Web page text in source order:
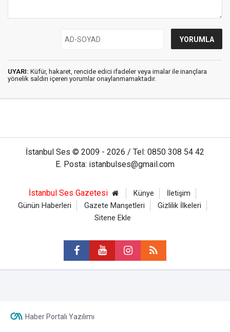
UYARI: Küfür, hakaret, rencide edici ifadeler veya imalar ile inançlara
yönelik saldırı içeren yorumlar onaylanmamaktadır.
İstanbul Ses © 2009 - 2026 / Tel: 0850 308 54 42
E. Posta: istanbulses@gmail.com
İstanbul Ses Gazetesi Künye
İletişim
Günün Haberleri
Gazete Manşetleri
Gizlilik İlkeleri
Sitene Ekle
Haber Portalı Yazılımı